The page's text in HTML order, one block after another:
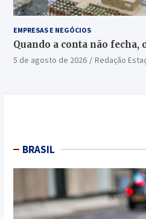
EMPRESAS E NEGÓCIOS
Quando a conta não fecha,
5 de agosto de 2026 Redação
BRASIL